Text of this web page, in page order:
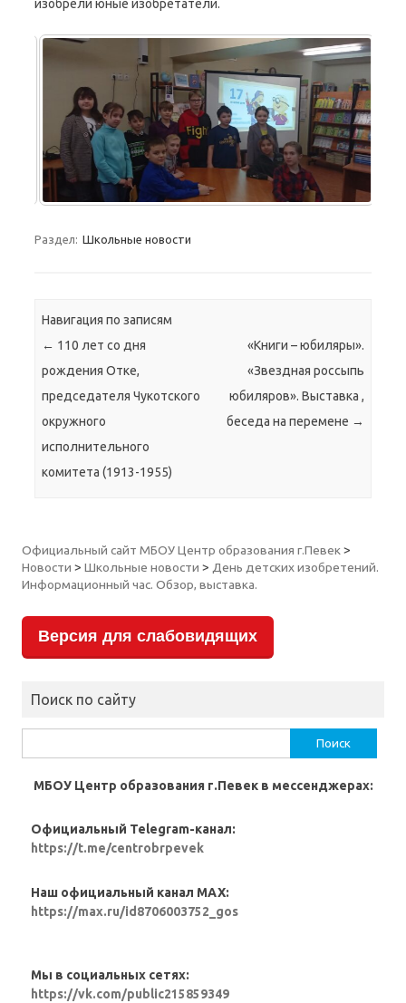
изобрели юные изобретатели.
Раздел: Школьные новости
Навигация по записям
← 110 лет со дня
рождения Отке,
председателя Чукотского
окружного
исполнительного
комитета (1913-1955)
«Книги – юбиляры».
«Звездная россыпь
юбиляров». Выставка ,
беседа на перемене →
Официальный сайт МБОУ Центр образования г.Певек>
Новости > Школьные новости > День детских изобретений.
Информационный час. Обзор, выставка.
Версия для слабовидящих
Поиск по сайту
МБОУ Центр образования г.Певек в мессенджерах:
Официальный Telegram-канал:
https://t.me/centrobrpevek
Наш официальный канал MAX:
https://max.ru/id8706003752_gos
Мы в социальных сетях:
https://vk.com/public215859349